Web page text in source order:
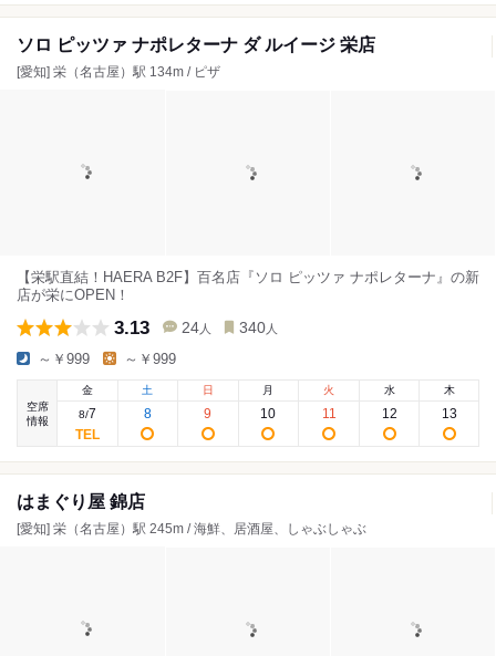
ソロ ピッツァ ナポレターナ ダ ルイージ 栄店
[愛知] 栄（名古屋）駅 134m / ピザ
【栄駅直結！HAERA B2F】百名店『ソロ ピッツァ ナポレターナ』の新
店が栄にOPEN！
3.13 24 人 340 人
～￥999 ～￥999
空席
情報
金
8/7
土
8
日
9
月
10
火
11
水
12
木
13
はまぐり屋 錦店
[愛知] 栄（名古屋）駅 245m / 海鮮、居酒屋、しゃぶしゃぶ